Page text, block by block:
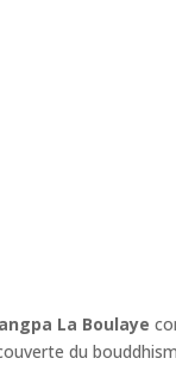
La Boulaye
du